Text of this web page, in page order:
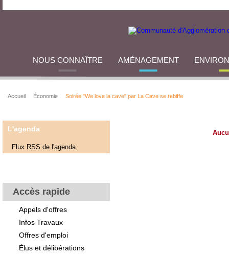
NOUS CONNAÎTRE AMÉNAGEMENT
Accueil Économie Soirée "We love la cave" par La Cave se rebiffe
L'agenda
Flux RSS de l'agenda
Accès rapide
Appels d'offres
Infos Travaux
Offres d'emploi
Élus et délibérations